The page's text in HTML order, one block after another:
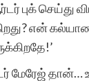
புக் செய்து
என்
மேரேஜ்